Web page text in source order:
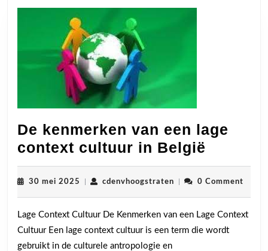
De kenmerken van een lage
context cultuur in België
van
een
lage
context
30 mei 2025 30
cdenvhoogstratencdenvhoogstraten
0 Comment
Lage Context Cultuur De Kenmerken van een Lage Context
Cultuur Een lage context cultuur is een term die wordt
gebruikt in de culturele antropologie en